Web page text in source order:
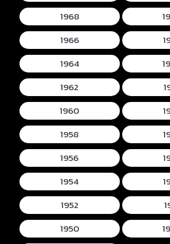
1968
1966
1964
1962
1960
1958
1956
1954
1952
1950